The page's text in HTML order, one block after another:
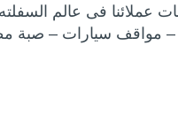
عملائنا فى عالم السفلته
مواقف سيارات – صبة